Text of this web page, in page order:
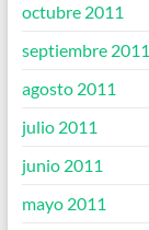
octubre 2011
septiembre 2011
agosto 2011
julio 2011
junio 2011
mayo 2011